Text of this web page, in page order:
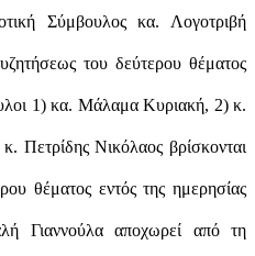
Σύμβουλος κα. Λογοτριβή
του δεύτερου θέματος
1) κα. Μάλαμα Κυριακή, 2) κ.
Πετρίδης Νικόλαος βρίσκονται
θέματος εντός της ημερησίας
Γιαννούλα αποχωρεί από τη